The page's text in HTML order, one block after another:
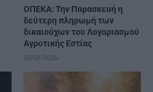
ΟΠΕΚΑ: Την Παρασκευή η
δεύτερη πληρωμή των
δικαιούχων του Λογαριασμού
Αγροτικής Εστίας
06/08/2026